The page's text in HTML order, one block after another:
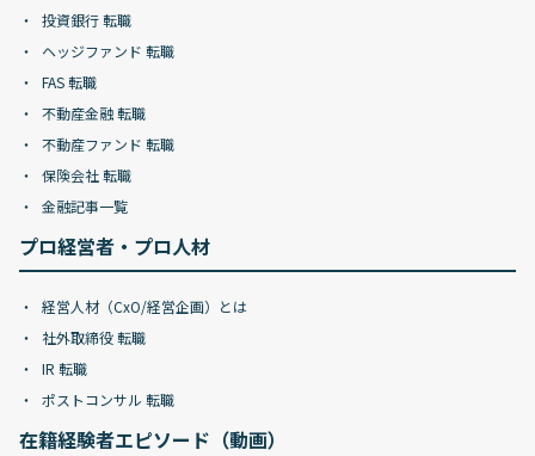
投資銀行 転職
ヘッジファンド 転職
FAS 転職
不動産金融 転職
不動産ファンド 転職
保険会社 転職
金融記事一覧
プロ経営者・プロ人材
経営人材（CxO/経営企画）とは
社外取締役 転職
IR 転職
ポストコンサル 転職
在籍経験者エピソード（動画）